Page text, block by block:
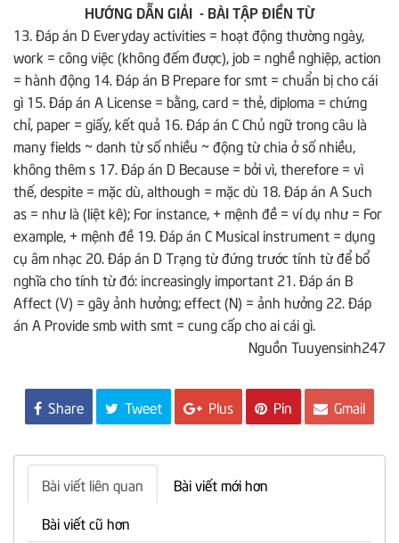
HƯỚNG DẪN GIẢI - BÀI TẬP ĐIỀN TỪ
13. Đáp án D Everyday activities = hoạt động thường ngày,
work = công việc (không đếm được), job = nghề nghiệp, action
= hành động 14. Đáp án B Prepare for smt = chuẩn bị cho cái
gì 15. Đáp án A License = bằng, card = thẻ, diploma = chứng
chỉ, paper = giấy, kết quả 16. Đáp án C Chủ ngữ trong câu là
many fields ~ danh từ số nhiều ~ động từ chia ở số nhiều,
không thêms 17. Đáp án D Because = bởi vì, therefore = vì
thế, despite = mặc dù, although = mặc dù 18. Đáp án A Such
as = như là (liệt kê); For instance, + mệnh đề = ví dụ như = For
example, + mệnh đề 19. Đáp án C Musical instrument = dụng
cụ âm nhạc 20. Đáp án D Trạng từ đứng trước tính từ để bổ
nghĩa cho tính từ đó: increasingly important 21. Đáp án B
Affect (V) = gây ảnh hưởng; effect (N) = ảnh hưởng 22. Đáp
án A Provide smb with smt = cung cấp cho ai cái gì.
Nguồn Tuuyensinh247
Share Tweet Plus Pin Gmail
Bài viết liên quan
Bài viết mới hơn
Bài viết cũ hơn